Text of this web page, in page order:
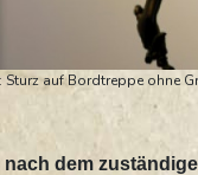
Sturz auf Bordtreppe ohne
nach dem